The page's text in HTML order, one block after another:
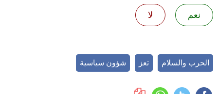
نعم
لا
الحرب والسلام تعز شؤون سياسية